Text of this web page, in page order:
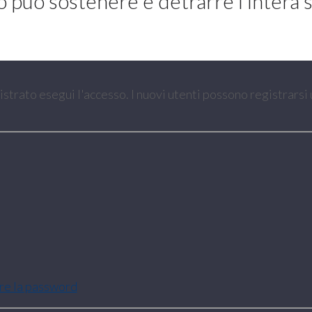
esegui l'accesso. I nuovi utenti possono
la password